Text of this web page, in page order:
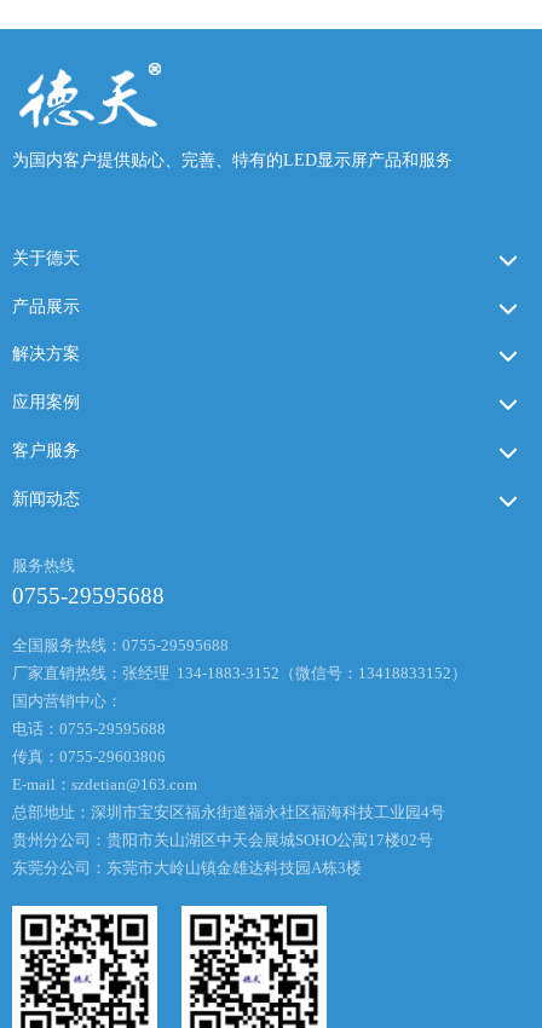
为国内客户提供贴心、完善、特有的LED显示屏产品和服务
关于德天
产品展示
解决方案
应用案例
客户服务
新闻动态
服务热线
0755-29595688
全国服务热线：0755-29595688
厂家直销热线：张经理 134-1883-3152（微信号：13418833152）
国内营销中心：
电话：0755-29595688
传真：0755-29603806
E-mail： szdetian@163.com
总部地址：深圳市宝安区福永街道福永社区福海科技工业园4号
贵州分公司：贵阳市关山湖区中天会展城SOHO公寓17楼02号
东莞分公司：东莞市大岭山镇金雄达科技园A栋3楼